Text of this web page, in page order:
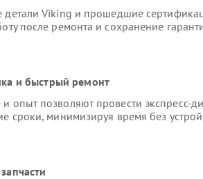
детали Viking и прошедшие
после ремонта и сохранение
и быстрый ремонт
опыт позволяют провести экспресс-
сроки, минимизируя время без